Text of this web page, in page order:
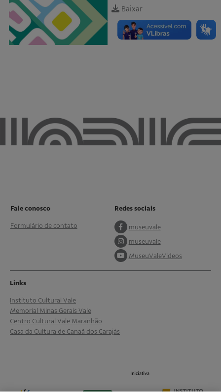
Baixar
Fale conosco
Formulário de contato
Redes sociais
museuvale
museuvale
MuseuValeVideos
Links
Instituto Cultural Vale
Memorial Minas Gerais Vale
Centro Cultural Vale Maranhão
Casa da Cultura de Canaã dos Carajás